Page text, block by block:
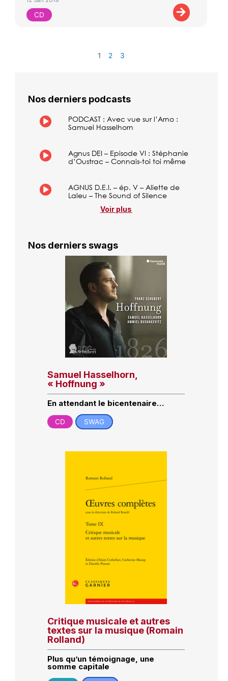
CD
1 2 3
Nos derniers podcasts
PODCAST : Avec vue sur l’Arno :
Samuel Hasselhorn
Agnus DEI – Episode VI : Stéphanie
d’Oustrac – Connais-toi toi même
AGNUS D.E.I. – ép. V – Aliette de
Laleu – The Sound of Silence
Voir plus
Nos derniers swags
Samuel Hasselhorn,
« Hoffnung »
En attendant le bicentenaire…
CD SWAG
Critique musicale et autres
textes sur la musique (Romain
Rolland)
Plus qu’un témoignage, une
somme capitale